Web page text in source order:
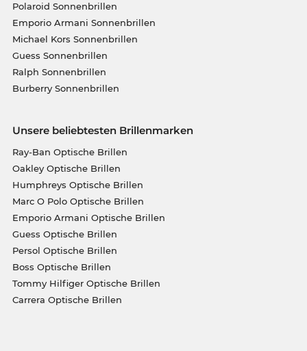
Polaroid Sonnenbrillen
Emporio Armani Sonnenbrillen
Michael Kors Sonnenbrillen
Guess Sonnenbrillen
Ralph Sonnenbrillen
Burberry Sonnenbrillen
Unsere beliebtesten Brillenmarken
Ray-Ban Optische Brillen
Oakley Optische Brillen
Humphreys Optische Brillen
Marc O Polo Optische Brillen
Emporio Armani Optische Brillen
Guess Optische Brillen
Persol Optische Brillen
Boss Optische Brillen
Tommy Hilfiger Optische Brillen
Carrera Optische Brillen